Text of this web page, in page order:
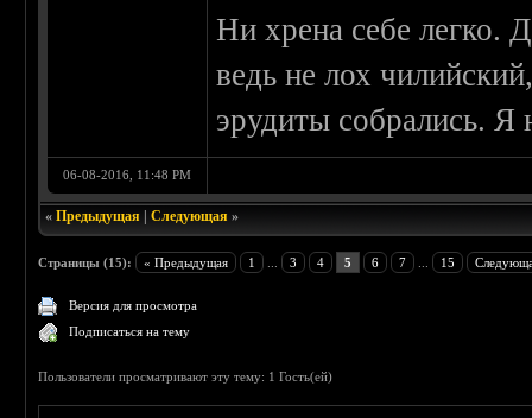
Ни хрена себе легко.
ведь не лох
эрудиты собрались. Я
06-08-2016, 11:48 PM
«Предыдущая |Следующая »
Страницы (15): « Предыдущая 1 3 4 5 6 7 15
Версия для просмотра
Подписаться на тему
Пользователи просматривают эту тему: 1 Гость(ей)